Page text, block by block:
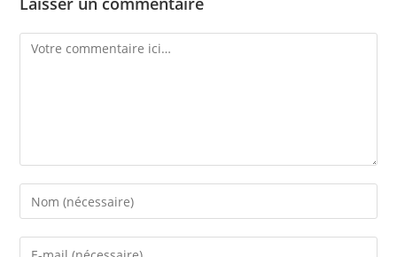
Comment
Enter
your
name
Enter